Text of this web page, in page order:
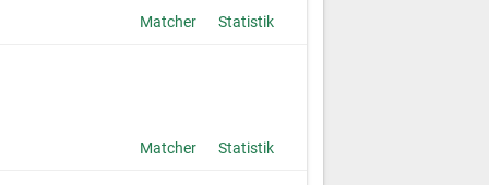
Matcher Statistik
Matcher Statistik